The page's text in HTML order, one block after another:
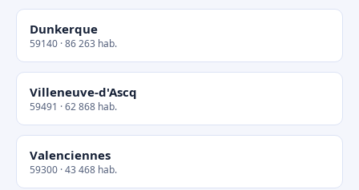
Dunkerque
59140 · 86 263 hab.
Villeneuve-d'Ascq
59491 · 62 868 hab.
Valenciennes
59300 · 43 468 hab.